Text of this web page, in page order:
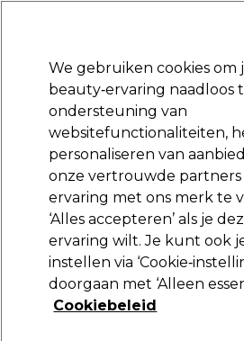
Merken Deals Haar Elektra
Volgende dag
Na verzending,
Schwarzkopf Professional
Schwarzkopf Osis+ Mess
20,50 €
We gebruiken cookies om
beauty‑ervaring naadloos
ondersteuning van
websitefunctionaliteiten,
personaliseren van
onze vertrouwde
ervaring met ons merk te
‘Alles accepteren’ als je
ervaring wilt. Je kunt ook
instellen via
doorgaan met ‘Alleen
Cookiebeleid